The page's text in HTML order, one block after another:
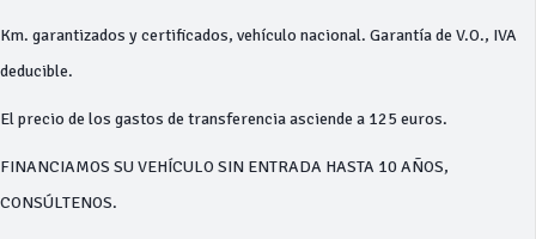
Km. garantizados y certificados, vehículo nacional. Garantía de V.O., IVA
deducible.
El precio de los gastos de transferencia asciende a 125 euros.
FINANCIAMOS SU VEHÍCULO SIN ENTRADA HASTA 10 AÑOS,
CONSÚLTENOS.